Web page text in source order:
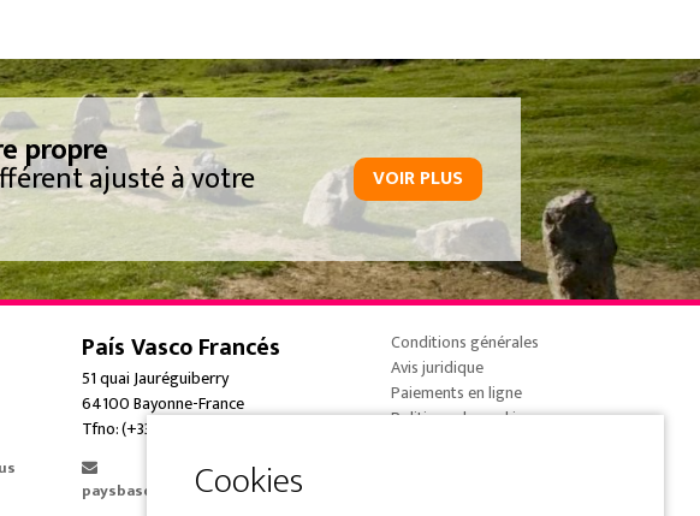
propre
ajusté à votre VOIR PLUS
País Vasco Francés
51 quai Jauréguiberry
64100 Bayonne-France
Tfno: (+33) (0) 5 59 59 82 90
paysbasque@overtrailsincoming.eus
Conditions générales
Avis juridique
Paiements en ligne
Politique de cookies